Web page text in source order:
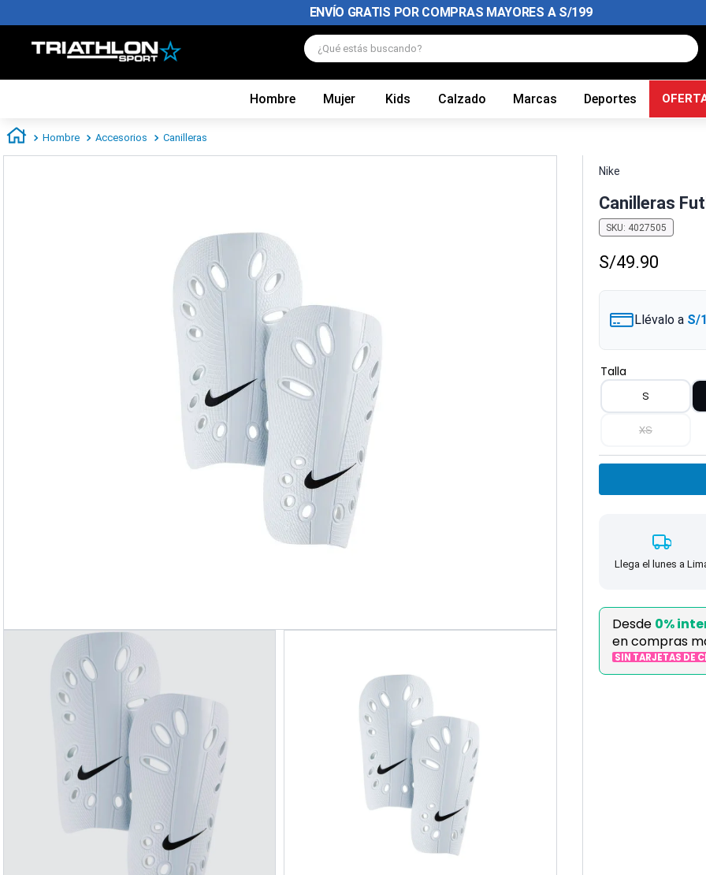
ENVÍO GRATIS POR COMPRAS MAYORES A S/199
¿Qué estás buscando?
Hombre Mujer Kids Calzado Marcas Deportes
Hombre Accesorios Canilleras
Nike
Canilleras
SKU: 4027505
S/49.90
Llévalo a S/
Talla
S
XS
Llega el lunes a
Desde 0%
en compras
SIN TARJETAS DE
TÉRMINOS MÁS BUSCADOS
2.
zapatillas nike
zapatillas adidas mujer
zapatillas nike hombre
zapatillas nike mujer
medias